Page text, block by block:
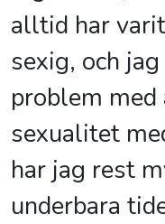
alltid har
sexig, och
problem
sexualitet
har jag rest
underbara